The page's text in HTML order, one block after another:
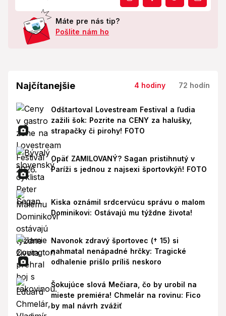
Máte pre nás tip?
Pošlite nám ho
Najčítanejšie 4 hodiny 72 hodín
Odštartoval Lovestream Festival a ľudia
zažili šok: Pozrite na CENY za halušky,
strapačky či pirohy! FOTO
Opäť ZAMILOVANÝ? Sagan pristihnutý v
Paríži s jednou z najsexi športovkýň! FOTO
Kiska oznámil srdcervúcu správu o malom
Dominikovi: Ostávajú mu týždne života!
Navonok zdravý športovec († 15) si
nahmatal nenápadné hrčky: Tragické
odhalenie prišlo príliš neskoro
Šokujúce slová Mečiara, čo by urobil na
mieste premiéra! Chmelár na rovinu: Fico
by mal návrh zvážiť